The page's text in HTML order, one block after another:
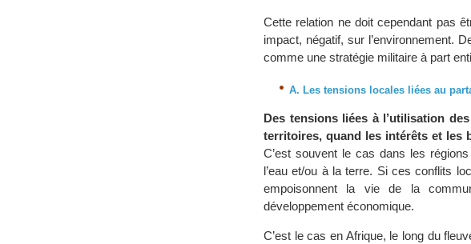
Cette relation ne doit cependant pas
impact, négatif, sur l’environnement.
comme une stratégie militaire à part
A. Les tensions locales liées au
Des tensions liées à l’utilisation
territoires, quand les intérêts et les
C’est souvent le cas dans les
l’eau et/ou à la terre. Si ces conflits
empoisonnent la vie de la
développement économique.
C’est le cas en Afrique, le long du